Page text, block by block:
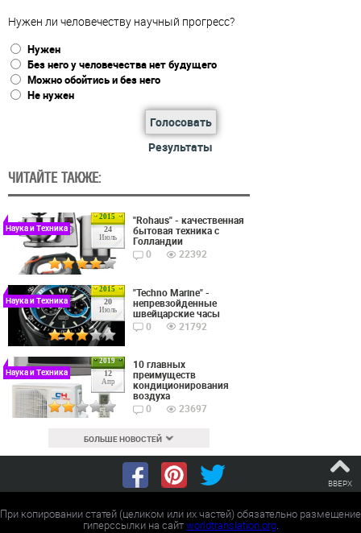
Нужен ли человечеству научный прогресс?
Нужен
Без него у человечества нет будущего
Можно обойтись и без него
Не нужен
Голосовать
Результаты
ЧИТАЙТЕ ТАКЖЕ:
2015
24
Июль
Наука и Техника
"Rohaus" - качественная
бытовая техника с
Голландии
0
22392
2015
20
Июль
Наука и Техника
"Techno Marine" -
непревзойденные
швейцарские часы
0
21792
2019
12
Апр
Наука и Техника
10 главных
преимуществ
кондиционирования
воздуха
0
23697
БОЛЬШЕ НОВОСТЕЙ
ВВЕРХ
При копировании статей (целиком или их частей) обязательно размещение
гиперссылки на сайтworldtranslation.org.